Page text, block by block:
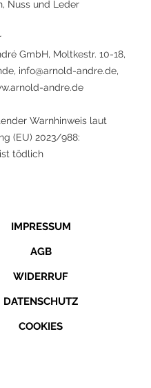
Nuss und Leder
GmbH, Moltkestr. 10-18,
info@arnold-andre.de,
andre.de
Warnhinweis laut
(EU) 2023/988:
tödlich
IMPRESSUM
AGB
WIDERRUF
DATENSCHUTZ
COOKIES